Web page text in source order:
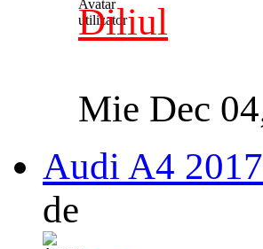
Diliul
Mie Dec
Audi A4
de